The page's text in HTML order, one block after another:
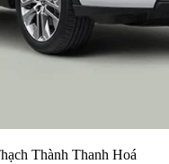
Thành Thanh Hoá